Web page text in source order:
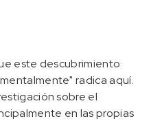
este descubrimiento
radica aquí.
sobre el
en las propias